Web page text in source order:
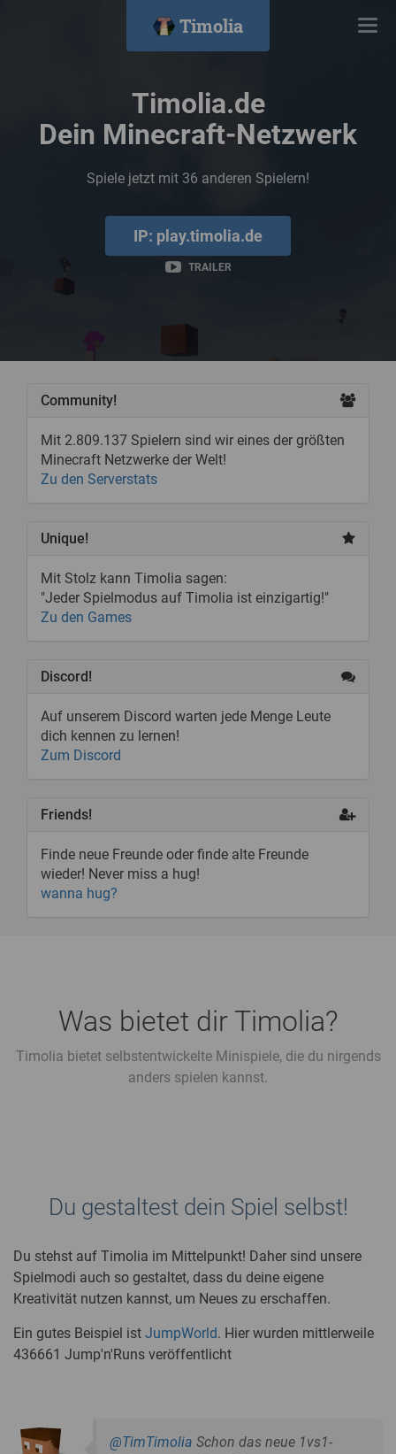
Timolia
Timolia.de
Dein Minecraft-Netzwerk
Spiele jetzt mit 36 anderen Spielern!
IP: play.timolia.de
TRAILER
Community!
Mit 2.809.137 Spielern sind wir eines der größten
Minecraft Netzwerke der Welt!
Zu den Serverstats
Unique!
Mit Stolz kann Timolia sagen:
"Jeder Spielmodus auf Timolia ist einzigartig!"
Zu den Games
Discord!
Auf unserem Discord warten jede Menge Leute
dich kennen zu lernen!
Zum Discord
Friends!
Finde neue Freunde oder finde alte Freunde
wieder! Never miss a hug!
wanna hug?
Was bietet dir Timolia?
Timolia bietet selbstentwickelte Minispiele, die du nirgends
anders spielen kannst.
Du gestaltest dein Spiel selbst!
Du stehst auf Timolia im Mittelpunkt! Daher sind unsere
Spielmodi auch so gestaltet, dass du deine eigene
Kreativität nutzen kannst, um Neues zu erschaffen.
Ein gutes Beispiel ist JumpWorld. Hier wurden mittlerweile
436661 Jump'n'Runs veröffentlicht
@TimTimolia Schon das neue 1vs1-